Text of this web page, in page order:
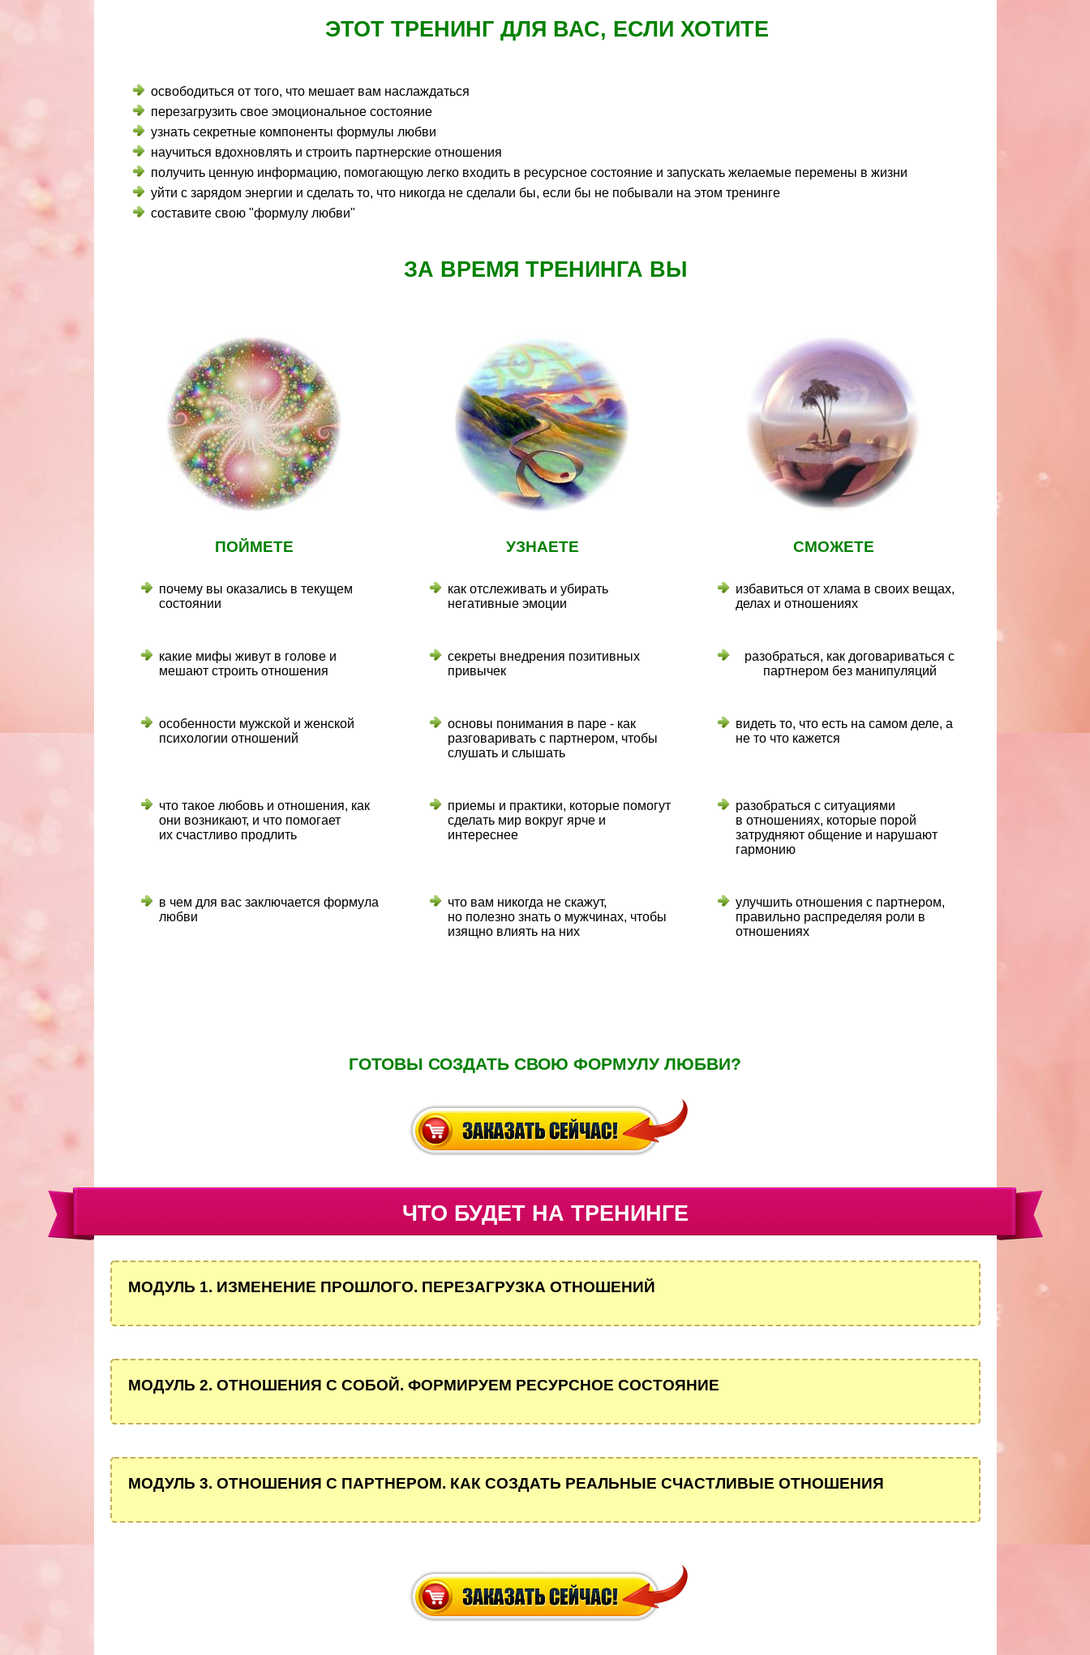
ЭТОТ ТРЕНИНГ ДЛЯ ВАС, ЕСЛИ ХОТИТЕ
освободиться от того, что мешает вам наслаждаться
перезагрузить свое эмоциональное состояние
узнать секретные компоненты формулы любви
научиться вдохновлять и строить партнерские отношения
получить ценную информацию, помогающую легко входить в ресурсное состояние и запускать желаемые перемены в жизни
уйти с зарядом энергии и сделать то, что никогда не сделали бы, если бы не побывали на этом тренинге
составите свою "формулу любви"
ЗА ВРЕМЯ ТРЕНИНГА ВЫ
ПОЙМЕТЕ УЗНАЕТЕ СМОЖЕТЕ
почему вы оказались в текущем
состоянии
как отслеживать и убирать
негативные эмоции
избавиться от хлама в своих вещах,
делах и отношениях
какие мифы живут в голове и
мешают строить отношения
секреты внедрения позитивных
привычек
разобраться, как договариваться с
партнером без манипуляций
особенности мужской и женской
психологии отношений
основы понимания в паре - как
разговаривать с партнером, чтобы
слушать и слышать
видеть то, что есть на самом деле, а
не то что кажется
что такое любовь и отношения, как
они возникают, и что помогает
их счастливо продлить
приемы и практики, которые помогут
сделать мир вокруг ярче и
интереснее
разобраться с ситуациями
в отношениях, которые порой
затрудняют общение и нарушают
гармонию
в чем для вас заключается формула
любви
что вам никогда не скажут,
но полезно знать о мужчинах, чтобы
изящно влиять на них
улучшить отношения с партнером,
правильно распределяя роли в
отношениях
ГОТОВЫ СОЗДАТЬ СВОЮ ФОРМУЛУ ЛЮБВИ?
ЧТО БУДЕТ НА ТРЕНИНГЕ
МОДУЛЬ 1. ИЗМЕНЕНИЕ ПРОШЛОГО. ПЕРЕЗАГРУЗКА ОТНОШЕНИЙ
МОДУЛЬ 2. ОТНОШЕНИЯ С СОБОЙ. ФОРМИРУЕМ РЕСУРСНОЕ СОСТОЯНИЕ
МОДУЛЬ 3. ОТНОШЕНИЯ С ПАРТНЕРОМ. КАК СОЗДАТЬ РЕАЛЬНЫЕ СЧАСТЛИВЫЕ ОТНОШЕНИЯ